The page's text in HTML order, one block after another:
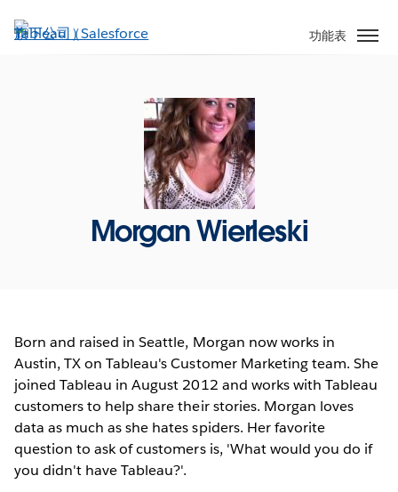
至
功能表
Morgan Wierleski
Born and raised in Seattle, Morgan now works in
Austin, TX on Tableau's Customer Marketing team. She
joined Tableau in August 2012 and works with Tableau
customers to help share their stories. Morgan loves
data as much as she hates spiders. Her favorite
question to ask of customers is, 'What would you do if
you didn't have Tableau?'.